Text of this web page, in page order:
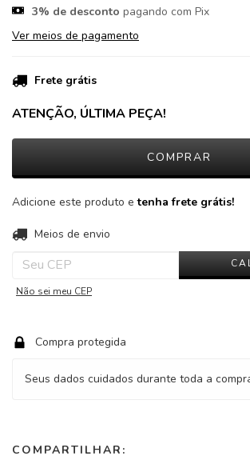
3% de desconto pagando com Pix
Ver meios de pagamento
Frete grátis
ATENÇÃO, ÚLTIMA PEÇA!
Adicione este produto etenha frete grátis!
Entregas para o CEP:
Meios de envio
Não sei meu CEP
Compra protegida
Seus dados cuidados durante toda a
COMPARTILHAR: